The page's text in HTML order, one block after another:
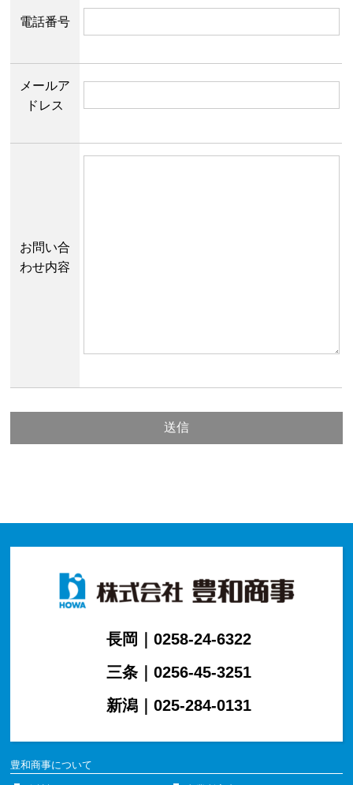
電話番号
メールア
ドレス
お問い合
わせ内容
長岡｜0258-24-6322
三条｜0256-45-3251
新潟｜025-284-0131
豊和商事について